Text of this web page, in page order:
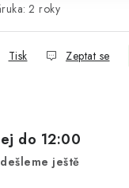
: 2 roky
Tisk Zeptat se
do 12:00
ještě